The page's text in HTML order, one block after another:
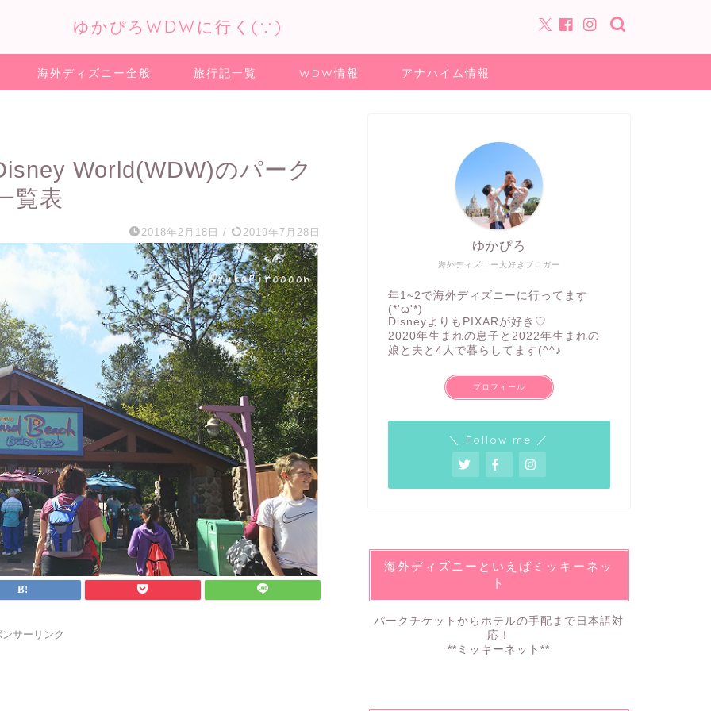
ゆかぴろWDWに行く(∵)
海外ディズニー全般 旅行記一覧 WDW情報 アナハイム情報
World(WDW)のパーク
覧表
2018年2月18日 / 2019年7月28日
サーリンク
海外ディズニー大好きブロガー
ゆかぴろ
年1~2で海外ディズニーに行ってます
(*'ω'*)
DisneyよりもPIXARが好き♡
2020年生まれの息子と2022年生まれの
娘と夫と4人で暮らしてます(^^♪
プロフィール
＼ Follow me ／
海外ディズニーといえばミッキーネッ
ト
パークチケットからホテルの手配まで日本語対
応！
**ミッキーネット**